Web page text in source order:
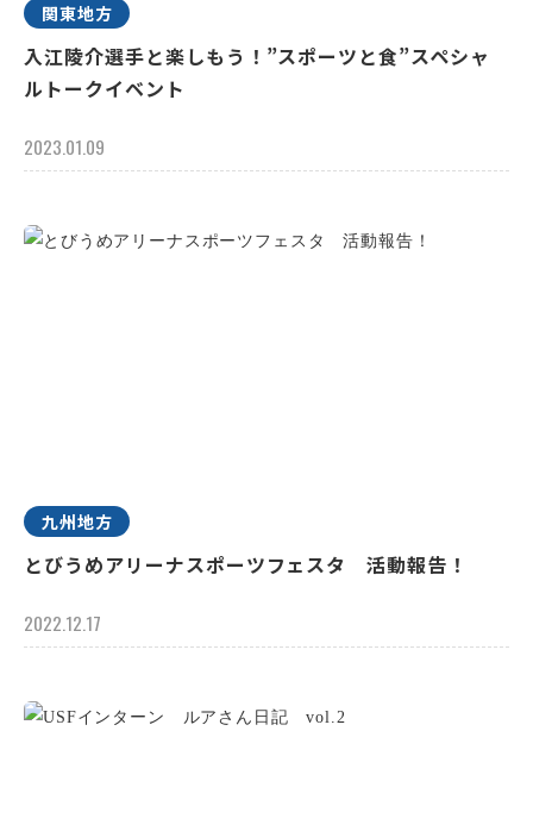
関東地方
入江陵介選手と楽しもう！”スポーツと食”スペシャ
ルトークイベント
2023.01.09
九州地方
とびうめアリーナスポーツフェスタ 活動報告！
2022.12.17